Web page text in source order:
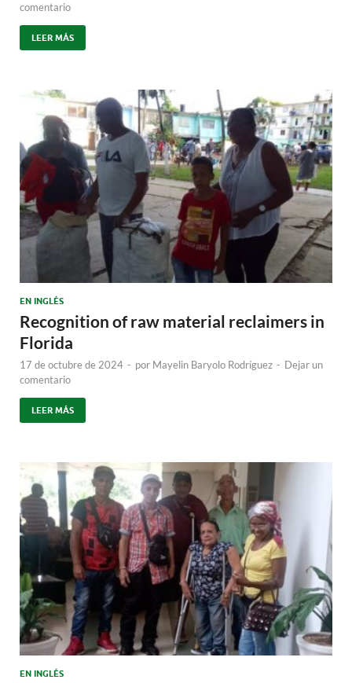
comentario
LEER MÁS
EN INGLÉS
Recognition of raw material reclaimers in
Florida
17 de octubre de 2024 - por Mayelin Baryolo Rodríguez - Dejar un
comentario
LEER MÁS
EN INGLÉS